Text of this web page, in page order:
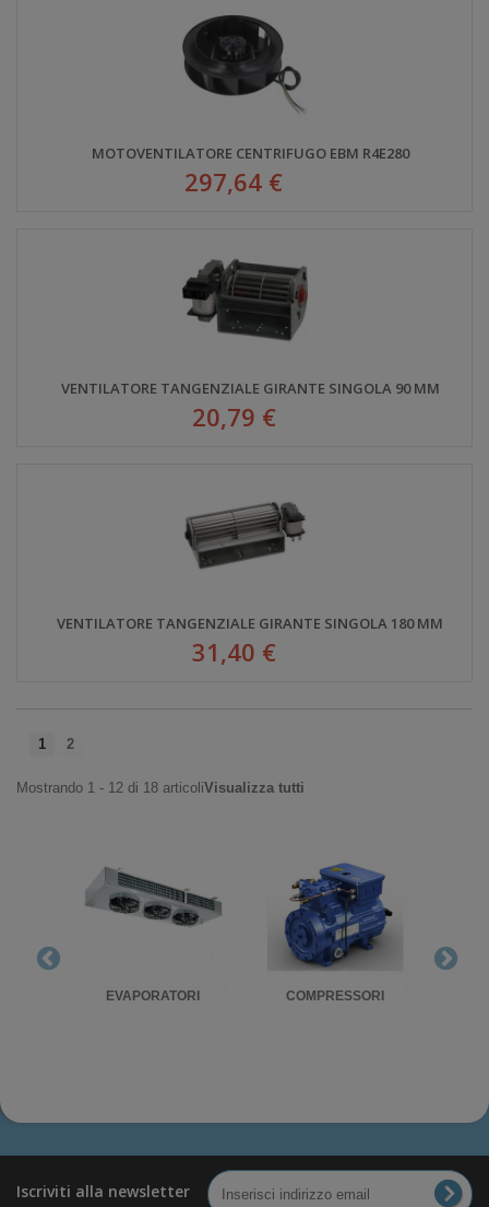
MOTOVENTILATORE CENTRIFUGO EBM R4E280
297,64 €
VENTILATORE TANGENZIALE GIRANTE SINGOLA 90 MM
20,79 €
VENTILATORE TANGENZIALE GIRANTE SINGOLA 180 MM
31,40 €
1 2
Mostrando 1 - 12 di 18 articoliVisualizza tutti
EVAPORATORI COMPRESSORI
Iscriviti alla newsletter